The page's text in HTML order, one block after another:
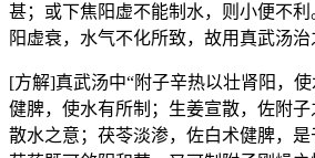
甚；或下焦阳虚不能制水，则小便不
阳虚衰，水气不化所致，故用真武汤治
[方解]真武汤中“附子辛热以壮肾阳，
健脾，使水有所制；生姜宣散，佐附
散水之意；茯苓淡渗，佐白术健脾，是